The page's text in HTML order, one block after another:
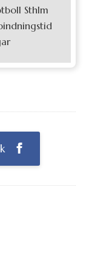
Sthlm